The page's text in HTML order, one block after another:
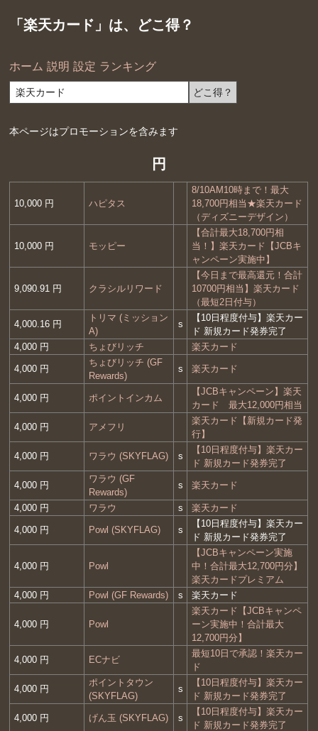
「楽天カード」は、どこ得？
ホーム 説明 設定 ランキング
本ページはプロモーションを含みます
円
10,000 円 ハピタス
8/10AM10時まで！最大
18,700円相当★楽天カード
（ディズニーデザイン）
10,000 円 モッピー
【合計最大18,700円相
当！】楽天カード【JCBキ
ャンペーン実施中】
9,090.91 円 クラシルリワード
【今日まで最高還元！合計
10700円相当】楽天カード
（最短2日付与）
4,000.16 円
トリマ (ミッション
A)
s
【10日程度付与】楽天カー
ド 新規カード発券完了
4,000 円
ちょびリッチ 楽天カード
4,000 円
ちょびリッチ (GF
Rewards)
s 楽天カード
4,000 円 ポイントインカム
【JCBキャンペーン】楽天
カード 最大12,000円相当
4,000 円 アメフリ
楽天カード【新規カード発
行】
4,000 円 ワラウ (SKYFLAG) s
【10日程度付与】楽天カー
ド 新規カード発券完了
4,000 円
ワラウ (GF
Rewards)
s 楽天カード
4,000 円 ワラウ s 楽天カード
4,000 円 Powl (SKYFLAG) s
【10日程度付与】楽天カー
ド 新規カード発券完了
4,000 円 Powl
【JCBキャンペーン実施
中！合計最大12,700円分】
楽天カードプレミアム
4,000 円
Powl (GF Rewards) s 楽天カード
4,000 円 Powl
楽天カード【JCBキャンペ
ーン実施中！合計最大
12,700円分】
4,000 円 ECナビ
最短10日で承認！楽天カー
ド
4,000 円
ポイントタウン
(SKYFLAG)
s
【10日程度付与】楽天カー
ド 新規カード発券完了
4,000 円 げん玉 (SKYFLAG) s
【10日程度付与】楽天カー
ド 新規カード発券完了